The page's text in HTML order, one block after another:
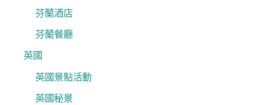
芬蘭酒店
芬蘭餐廳
英國
英國景點活動
英國秘景